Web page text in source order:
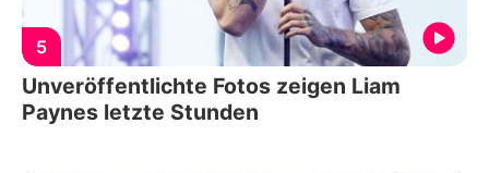
5
Unveröffentlichte Fotos zeigen Liam
Paynes letzte Stunden